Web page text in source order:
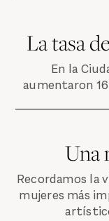
La tasa
En la
aumentaron
Una
Recordamos la
mujeres más